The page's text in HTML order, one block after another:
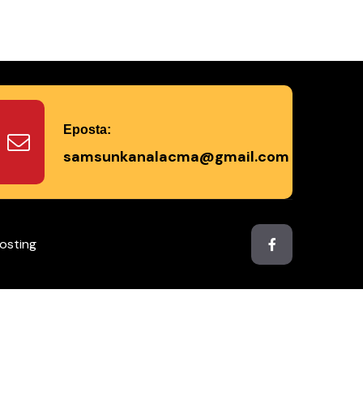
Eposta:
samsunkanalacma@gmail.com